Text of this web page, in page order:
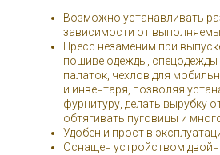
Возможно устанавливать
зависимости от
Пресс незаменим при
пошиве одежды, спецодежды
палаток, чехлов для
и инвентаря, позволяя
фурнитуру, делать вырубку
обтягивать пуговицы и
Удобен и прост в
Оснащен устройством